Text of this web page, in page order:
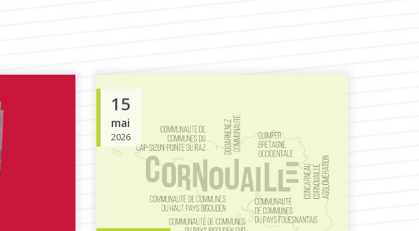
15
mai
2026